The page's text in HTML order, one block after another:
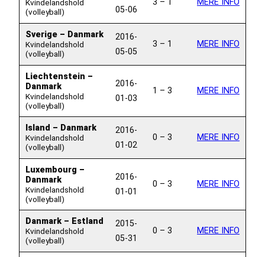
Kvindelandshold
(volleyball)
05-06
Sverige – Danmark
Kvindelandshold
(volleyball)
2016-
05-05
3 – 1 MERE INFO
Liechtenstein –
Danmark
Kvindelandshold
(volleyball)
2016-
01-03
1 – 3 MERE INFO
Island – Danmark
Kvindelandshold
(volleyball)
2016-
01-02
0 – 3 MERE INFO
Luxembourg –
Danmark
Kvindelandshold
(volleyball)
2016-
01-01
0 – 3 MERE INFO
Danmark – Estland
Kvindelandshold
(volleyball)
2015-
05-31
0 – 3 MERE INFO